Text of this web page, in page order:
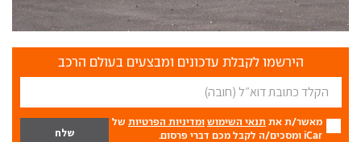
הירשמו לקבלת עדכונים ומבצעים בעולם הרכב
מאשר/ת את תנאי השימוש ומדיניות הפרטיות של
iCar ומסכים/ה לקבל מכם דברי פרסום.